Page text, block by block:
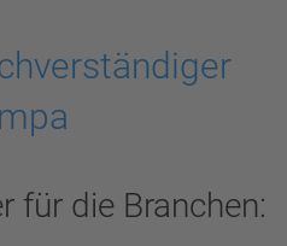
für die Branchen: